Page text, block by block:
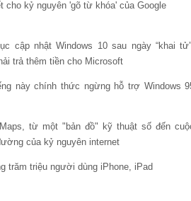
cho kỷ nguyên 'gõ từ khóa' của Google
cập nhật Windows 10 sau ngày “khai
trả thêm tiền cho Microsoft
này chính thức ngừng hỗ trợ Windows
từ một "bản đồ" kỹ thuật số đến
của kỷ nguyên internet
trăm triệu người dùng iPhone, iPad